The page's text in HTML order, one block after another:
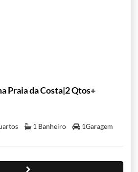
Praia da Costa|2 Qtos+
1 Banheiro 1Garagem